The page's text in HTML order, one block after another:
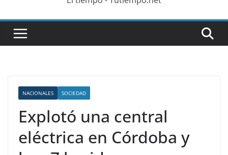
NACIONALES SOCIEDAD
Explotó una central
eléctrica en Córdoba y